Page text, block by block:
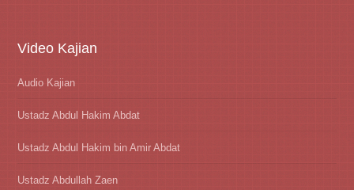
Video Kajian
Audio Kajian
Ustadz Abdul Hakim Abdat
Ustadz Abdul Hakim bin Amir Abdat
Ustadz Abdullah Zaen